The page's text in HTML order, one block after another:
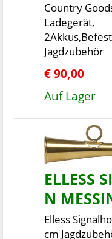
Country
Ladegerät,
Jagdzubehör
€ 90,00
Auf Lager
ELLESS
N
Elless
cm